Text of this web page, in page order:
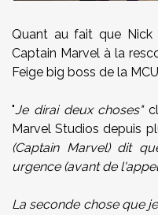
Quant au fait que
Captain Marvel à la
Feige big boss de la
"Je dirai deux choses"
Marvel Studios depuis
(Captain Marvel) dit
urgence (avant de
La seconde chose que